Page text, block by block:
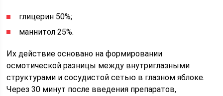
глицерин 50%;
маннитол 25%.
Их действие основано на формировании
осмотической разницы между внутриглазными
структурами и сосудистой сетью в глазном яблоке.
Через 30 минут после введения препаратов,